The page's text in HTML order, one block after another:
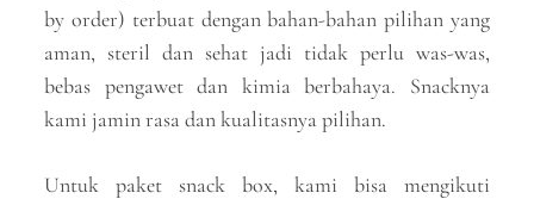
by order) terbuat dengan bahan-bahan pilihan yang
aman, steril dan sehat jadi tidak perlu was-was,
bebas pengawet dan kimia berbahaya. Snacknya
kami jamin rasa dan kualitasnya pilihan.
Untuk paket snack box, kami bisa mengikuti